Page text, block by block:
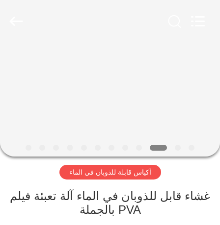
جولة
المعمل
أكياس قابلة للذوبان في الماء
غشاء قابل للذوبان في الماء آلة تعبئة فيلم
PVA بالجملة